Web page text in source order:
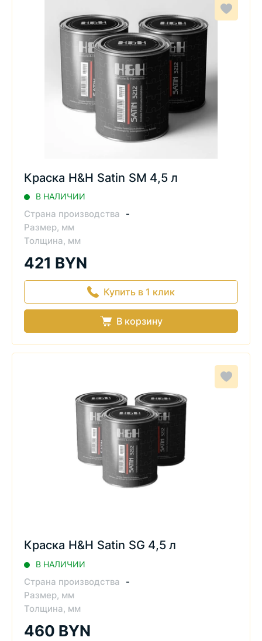
Краска H&H Satin SM 4,5 л
В НАЛИЧИИ
Страна производства
-
Размер, мм
Толщина, мм
421 BYN
Купить в 1 клик
В корзину
Краска H&H Satin SG 4,5 л
В НАЛИЧИИ
Страна производства
-
Размер, мм
Толщина, мм
460 BYN